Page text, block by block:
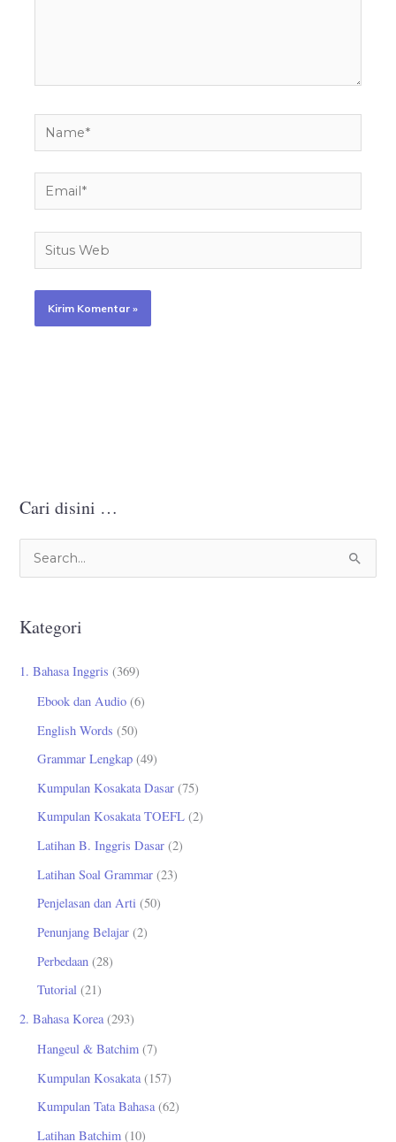
Name*
Email*
Situs
Web
Cari disini …
i
u
Kategori
1. Bahasa Inggris (369)
Ebook dan Audio (6)
English Words (50)
Grammar Lengkap (49)
Kumpulan Kosakata Dasar (75)
Kumpulan Kosakata TOEFL (2)
Latihan B. Inggris Dasar (2)
Latihan Soal Grammar (23)
Penjelasan dan Arti (50)
Penunjang Belajar (2)
Perbedaan (28)
Tutorial (21)
2. Bahasa Korea(293)
Hangeul & Batchim (7)
Kumpulan Kosakata (157)
Kumpulan Tata Bahasa(62)
Latihan Batchim (10)